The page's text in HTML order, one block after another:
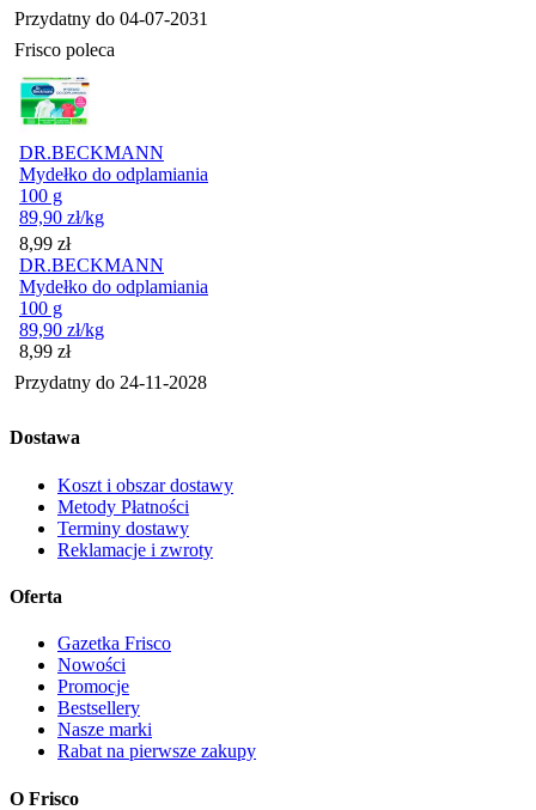
Przydatny do 04-07-2031
Frisco poleca
DR.BECKMANN
Mydełko do odplamiania
100 g
89,90 zł/kg
Cena
8,99 zł
DR.BECKMANN
Mydełko do odplamiania
100 g
89,90 zł/kg
Cena
8,99 zł
Przydatny do 24-11-2028
Dostawa
Koszt i obszar dostawy
Metody Płatności
Terminy dostawy
Reklamacje i zwroty
Oferta
Gazetka Frisco
Nowości
Promocje
Bestsellery
Nasze marki
Rabat na pierwsze zakupy
O Frisco